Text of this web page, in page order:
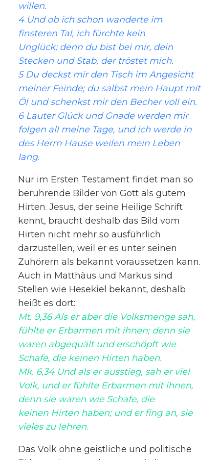
willen.
4 Und ob ich schon wanderte im
finsteren Tal, ich fürchte kein
Unglück; denn du bist bei mir, dein
Stecken und Stab, der tröstet mich.
5 Du deckst mir den Tisch im Angesicht
meiner Feinde; du salbst mein Haupt mit
Öl und schenkst mir den Becher voll ein.
6 Lauter Glück und Gnade werden mir
folgen all meine Tage, und ich werde in
des Herrn Hause weilen mein Leben
lang.
Nur im Ersten Testament findet man so
berührende Bilder von Gott als gutem
Hirten. Jesus, der seine Heilige Schrift
kennt, braucht deshalb das Bild vom
Hirten nicht mehr so ausführlich
darzustellen, weil er es unter seinen
Zuhörern als bekannt voraussetzen kann.
Auch in Matthäus und Markus sind
Stellen wie Hesekiel bekannt, deshalb
heißt es dort:
Mt. 9,36 Als er aber die Volksmenge sah,
fühlte er Erbarmen mit ihnen; denn sie
waren abgequält und erschöpft wie
Schafe, die keinen Hirten haben.
Mk. 6,34 Und als er ausstieg, sah er viel
Volk, und er fühlte Erbarmen mit ihnen,
denn sie waren wie Schafe, die
keinen Hirten haben; und er fing an, sie
vieles zu lehren.
Das Volk ohne geistliche und politische